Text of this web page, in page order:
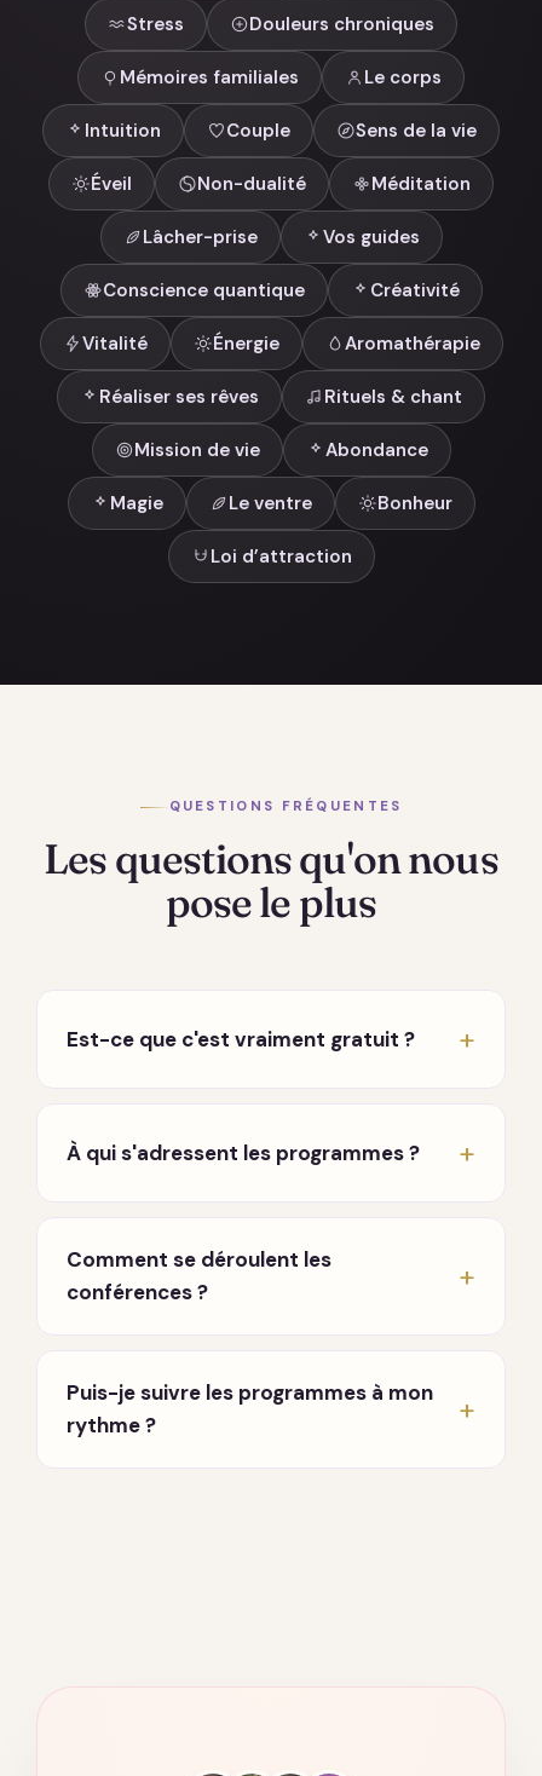
Stress Douleurs chroniques
Mémoires familiales Le corps
Intuition Couple Sens de la vie
Éveil Non-dualité Méditation
Lâcher-prise Vos guides
Conscience quantique Créativité
Vitalité Énergie Aromathérapie
Réaliser ses rêves Rituels & chant
Mission de vie Abondance
Magie Le ventre Bonheur
Loi d’attraction
QUESTIONS FRÉQUENTES
Les questions qu'on nous
pose le plus
Est-ce que c'est vraiment gratuit ?
carte bancaire ni engagement. Seuls les
À qui s'adressent les programmes ?
traversiez une période difficile, que vous
cherchiez à mieux vous connaître, ou que vous
souhaitiez approfondir une pratique. Aucun
Comment se déroulent les
conférences ?
Un enseignant partage et répond à vos
questions. Vous recevez les invitations par
email dès votre inscription.
Puis-je suivre les programmes à mon
rythme ?